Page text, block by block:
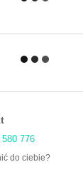
776
do ciebie?